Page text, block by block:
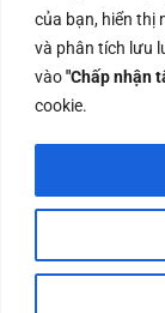
của bạn, hiển thị
và phân tích lưu
vào"Chấp nhận
cookie.
Công ty TNHH
cấp ngày 14/
Nội
Copyrights